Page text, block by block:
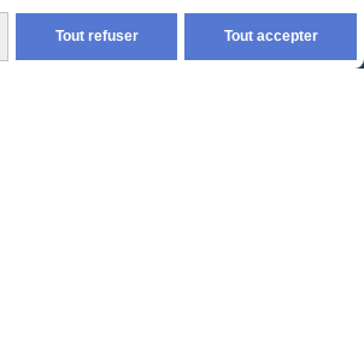
France et union europeen
Tout refuser Tout accepter